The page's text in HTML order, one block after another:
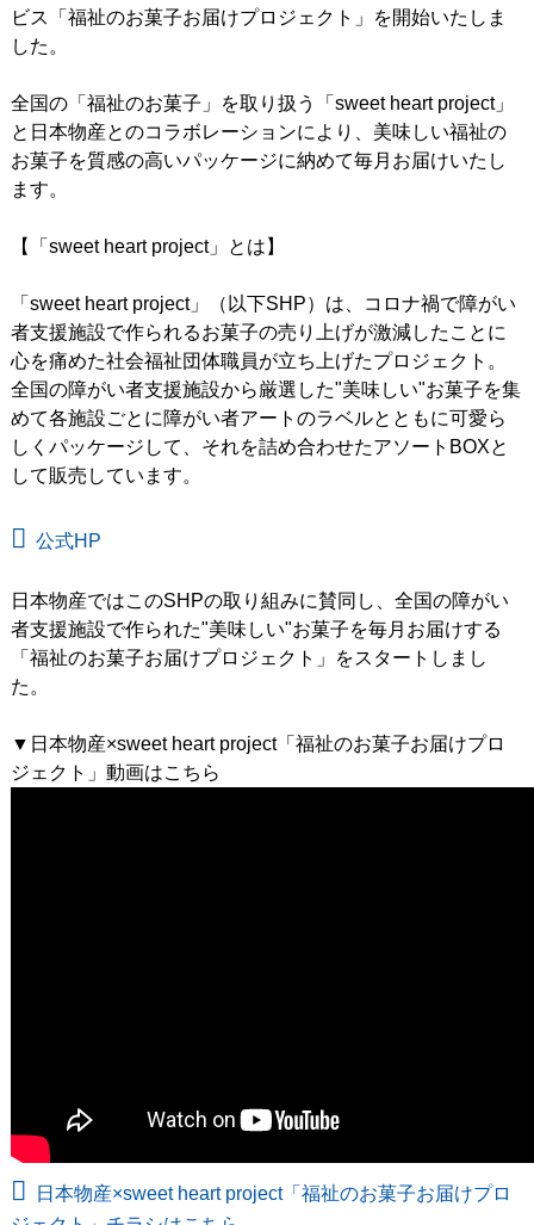
ビス「福祉のお菓子お届けプロジェクト」を開始いたしま
した。
全国の「福祉のお菓子」を取り扱う「sweet heart project」
と日本物産とのコラボレーションにより、美味しい福祉の
お菓子を質感の高いパッケージに納めて毎月お届けいたし
ます。
【「sweet heart project」とは】
「sweet heart project」（以下SHP）は、コロナ禍で障がい
者支援施設で作られるお菓子の売り上げが激減したことに
心を痛めた社会福祉団体職員が立ち上げたプロジェクト。
全国の障がい者支援施設から厳選した"美味しい"お菓子を集
めて各施設ごとに障がい者アートのラベルとともに可愛ら
しくパッケージして、それを詰め合わせたアソートBOXと
して販売しています。
公式HP
日本物産ではこのSHPの取り組みに賛同し、全国の障がい
者支援施設で作られた"美味しい"お菓子を毎月お届けする
「福祉のお菓子お届けプロジェクト」をスタートしまし
た。
▼日本物産×sweet heart project「福祉のお菓子お届けプロ
ジェクト」動画はこちら
日本物産×sweet heart project「福祉のお菓子お届けプロ